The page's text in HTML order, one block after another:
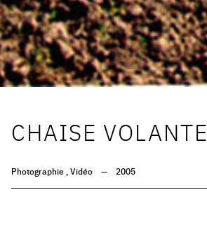
CHAISE VOLANTE
Photographie Vidéo — 2005